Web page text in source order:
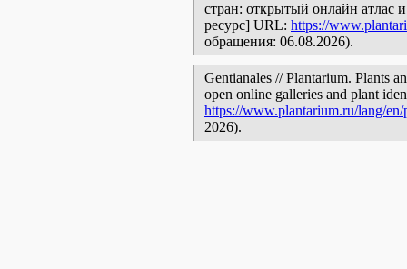
стран: открытый онлайн атлас
ресурс] URL: https://
обращения: 06.08.2026).
Gentianales // Plantarium. Plants
open online galleries and plant
https://www.plantarium.ru/lang/
2026).